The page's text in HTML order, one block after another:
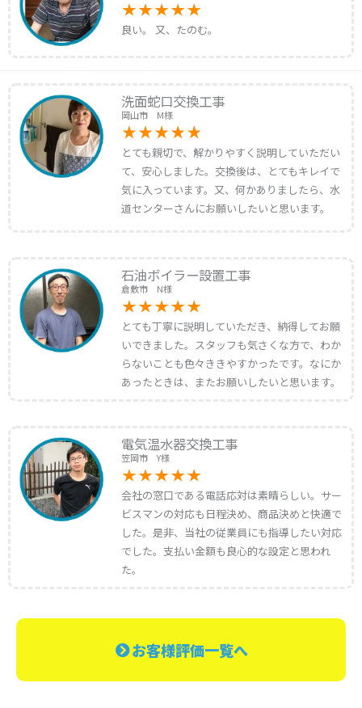
良い。 又、たのむ。
洗面蛇口交換工事
岡山市 M様
とても親切で、解かりやすく説明していただい
て、安心しました。交換後は、とてもキレイで
気に入っています。又、何かありましたら、水
道センターさんにお願いしたいと思います。
石油ボイラー設置工事
倉敷市 N様
とても丁寧に説明していただき、納得してお願
いできました。スタッフも気さくな方で、わか
らないことも色々ききやすかったです。なにか
あったときは、またお願いしたいと思います。
電気温水器交換工事
笠岡市 Y様
会社の窓口である電話応対は素晴らしい。サー
ビスマンの対応も日程決め、商品決めと快適で
した。是非、当社の従業員にも指導したい対応
でした。支払い金額も良心的な設定と思われ
た。
お客様評価一覧へ